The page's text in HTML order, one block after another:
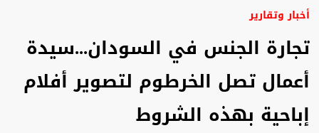
أخبار وتقارير
تجارة الجنس في السودان...سيدة
أعمال تصل الخرطوم لتصوير أفلام
إباحية بهذه الشروط